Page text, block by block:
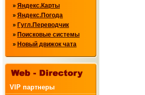
» Яндекс.Карты
» Яндекс.Погода
» Гугл.Переводчик
» Поисковые системы
» Новый движок чата
VIP партнеры